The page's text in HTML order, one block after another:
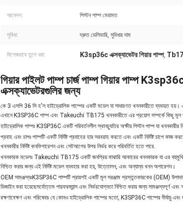
আবেদন: পিস্টন পাম্প মেরামত
সুবিধা: দ্রুত ডেলিভারি, সুবিধার দাম
বিশেষভাবে তুলে ধরা: K3sp36c এক্সক্যাভেটর গিয়ার পাম্প,
গিয়ার পাইলট পাম্প চার্জ পাম্প গিয়ার পাম্প
এক্সক্যাভেটরগুলির জন্য
কে 3 এসপি 36 সি হ'ল হাইড্রোলিক পাম্পের একটি মডেল যা সাধারণত খননকারীতে ব্যবহৃত হয়।
এখানে K3SP36C পাম্প এবং Takeuchi TB175 খননকারীতে এর প্রয়োগ সম্পর্কে কিছু মূল
হাইড্রোলিক পাম্পঃ K3SP36C একটি পরিবর্তনশীল স্থানচ্যুতির অক্ষীয় পিস্টন পাম্প যা
প্রবাহ এবং চাপঃ পাম্পটি একটি নির্দিষ্ট প্রবাহের হার সরবরাহ করতে এবং একটি নির্দিষ্ট চাপে
খননকারীর নির্দিষ্ট কনফিগারেশন এবং সেটআপের উপর নির্ভর করে পরিবর্তিত হতে পারে.
খননকারক মডেলঃ Takeuchi TB175 একটি জনপ্রিয় মাঝারি আকারের খননকারক যা এর
নিশ্চিত করার জন্য এই নির্দিষ্ট মডেল ব্যবহার করা হয়, উত্তোলন, এবং অন্যান্য খনন অপারেশন।
OEM সামঞ্জস্যঃK3SP36C পাম্পটি প্রায়শই একটি মূল সরঞ্জাম প্রস্তুতকারকের (OEM)
ডিজাইন করা হয়েছেসর্বোত্তম পারফরম্যান্স এবং নির্ভরযোগ্যতা নিশ্চিত করার জন্য সামঞ্জস্যপূর্ণ
রক্ষণাবেক্ষণ এবং পরিষেবাঃ যে কোনও হাইড্রোলিক পাম্পের মতো, K3SP36C পাম্পের দীর্ঘায়ু